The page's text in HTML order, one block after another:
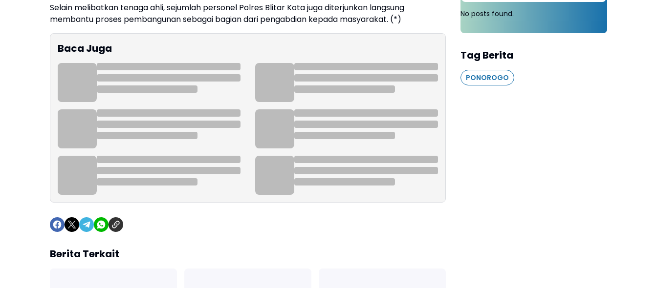
Selain melibatkan tenaga ahli, sejumlah personel Polres Blitar Kota juga diterjunkan langsung
membantu proses pembangunan sebagai bagian dari pengabdian kepada masyarakat. (*)
Baca Juga
Berita Terkait
No posts found.
Tag Berita
PONOROGO